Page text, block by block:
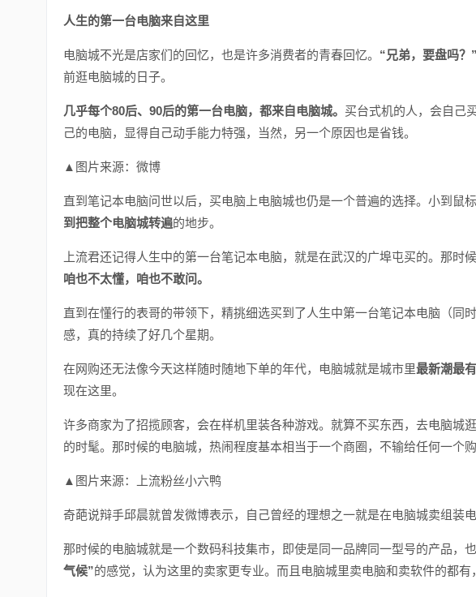
人生的第一台电脑来自这里
电脑城不光是店家们的回忆，也是许多消费者的青春回忆。 “兄弟，要盘吗？”
前逛电脑城的日子。
几乎每个80后、90后的第一台电脑，都来自电脑城。 买台式机的人，会自己
己的电脑，显得自己动手能力特强，当然，另一个原因也是省钱。
▲图片来源：微博
直到笔记本电脑问世以后，买电脑上电脑城也仍是一个普遍的选择。小到鼠
到把整个电脑城转遍的地步。
上流君还记得人生中的第一台笔记本电脑，就是在武汉的广埠屯买的。那时
咱也不太懂，咱也不敢问。
直到在懂行的表哥的带领下，精挑细选买到了人生中第一台笔记本电脑（同
感，真的持续了好几个星期。
在网购还无法像今天这样随时随地下单的年代，电脑城就是城市里最新潮最
现在这里。
许多商家为了招揽顾客，会在样机里装各种游戏。就算不买东西，去电脑城逛
的时髦。那时候的电脑城，热闹程度基本相当于一个商圈，不输给任何一个购
▲图片来源：上流粉丝小六鸭
奇葩说辩手邱晨就曾发微博表示，自己曾经的理想之一就是在电脑城卖组装电
那时候的电脑城就是一个数码科技集市，即使是同一品牌同一型号的产品，
气候”的感觉，认为这里的卖家更专业。而且电脑城里卖电脑和卖软件的都有，